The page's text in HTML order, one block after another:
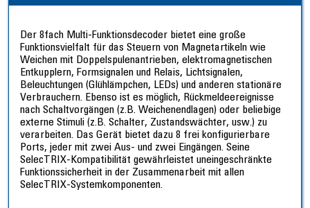
Der 8fach Multi-Funktionsdecoder bietet eine große
Funktionsvielfalt für das Steuern von Magnetartikeln wie
Weichen mit Doppelspulenantrieben, elektromagnetischen
Entkupplern, Formsignalen und Relais, Lichtsignalen,
Beleuchtungen (Glühlämpchen, LEDs) und anderen stationäre
Verbrauchern. Ebenso ist es möglich, Rückmeldeereignisse
nach Schaltvorgängen (z.B. Weichenendlagen) oder beliebige
externe Stimuli (z.B. Schalter, Zustandswächter, usw.) zu
verarbeiten. Das Gerät bietet dazu 8 frei konfigurierbare
Ports, jeder mit zwei Aus- und zwei Eingängen. Seine
SelecTRIX-Kompatibilität gewährleistet uneingeschränkte
Funktionssicherheit in der Zusammenarbeit mit allen
SelecTRIX-Systemkomponenten.